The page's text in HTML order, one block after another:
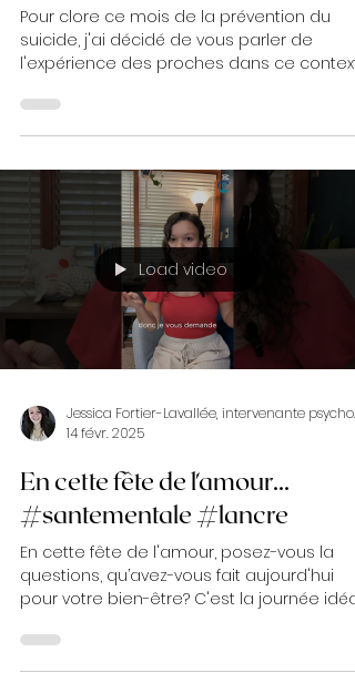
Pour clore ce mois de la prévention du
suicide, j'ai décidé de vous parler de
l'expérience des proches dans ce
Load video
Jessica Fortier-Lavallée, intervenante psychosociale
14 févr. 2025
En cette fête de l'amour...
#santementale #lancre
En cette fête de l'amour, posez-vous la
questions, qu’avez-vous fait aujourd'hui
pour votre bien-être? C'est la journée